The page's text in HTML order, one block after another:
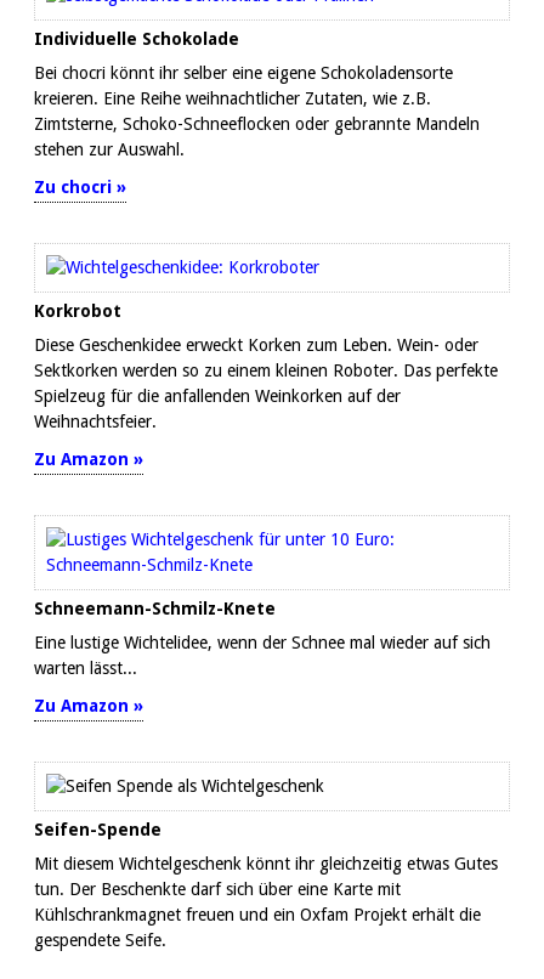
Individuelle Schokolade
Bei chocri könnt ihr selber eine eigene Schokoladensorte
kreieren. Eine Reihe weihnachtlicher Zutaten, wie z.B.
Zimtsterne, Schoko-Schneeflocken oder gebrannte Mandeln
stehen zur Auswahl.
Zu chocri »
Korkrobot
Diese Geschenkidee erweckt Korken zum Leben. Wein- oder
Sektkorken werden so zu einem kleinen Roboter. Das perfekte
Spielzeug für die anfallenden Weinkorken auf der
Weihnachtsfeier.
Zu Amazon »
Schneemann-Schmilz-Knete
Eine lustige Wichtelidee, wenn der Schnee mal wieder auf sich
warten lässt...
Zu Amazon »
Seifen-Spende
Mit diesem Wichtelgeschenk könnt ihr gleichzeitig etwas Gutes
tun. Der Beschenkte darf sich über eine Karte mit
Kühlschrankmagnet freuen und ein Oxfam Projekt erhält die
gespendete Seife.